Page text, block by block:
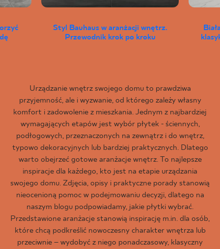
Styl Bauhaus w aranżacji wnętrz.
Przewodnik krok po kroku
Urządzanie wnętrz swojego domu to prawdziwa
przyjemność, ale i wyzwanie, od którego zależy własny
komfort i zadowolenie z mieszkania. Jednym z najbardziej
wymagających etapów jest wybór płytek - ściennych,
podłogowych, przeznaczonych na zewnątrz i do wnętrz,
typowo dekoracyjnych lub bardziej praktycznych. Dlatego
warto obejrzeć gotowe aranżacje wnętrz. To najlepsze
inspiracje dla każdego, kto jest na etapie urządzania
swojego domu. Zdjęcia, opisy i praktyczne porady stanowią
nieocenioną pomoc w podejmowaniu decyzji, dlatego na
naszym blogu podpowiadamy, jakie płytki wybrać.
Przedstawione aranżacje stanowią inspirację m.in. dla osób,
które chcą podkreślić nowoczesny charakter wnętrza lub
przeciwnie – wydobyć z niego ponadczasowy, klasyczny